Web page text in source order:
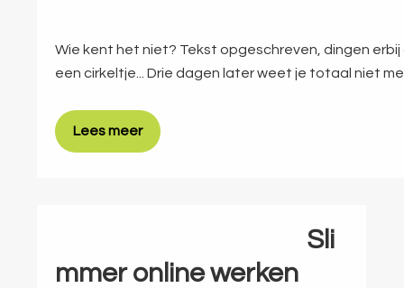
Wie kent het niet? Tekst opgeschreven, dingen
een cirkeltje... Drie dagen later weet je totaal niet
Lees meer
Sli
mmer online werken